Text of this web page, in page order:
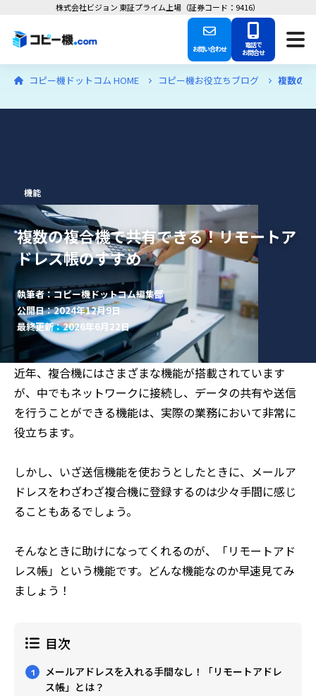
株式会社ビジョン 東証プライム上場（証券コード：9416）
お問い合わせ 電話で
お問合せ
コピー機ドットコム HOME コピー機お役立ちブログ 複数の
機能
複数の複合機で共有できる！リモートア
ドレス帳のすすめ
執筆者：コピー機ドットコム編集部
公開日：2024年12月9日
最終更新：2026年6月22日
近年、複合機にはさまざまな機能が搭載されています
が、中でもネットワークに接続し、データの共有や送信
を行うことができる機能は、実際の業務において非常に
役立ちます。
しかし、いざ送信機能を使おうとしたときに、メールア
ドレスをわざわざ複合機に登録するのは少々手間に感じ
ることもあるでしょう。
そんなときに助けになってくれるのが、「リモートアド
レス帳」という機能です。どんな機能なのか早速見てみ
ましょう！
目次
1
メールアドレスを入れる手間なし！「リモートアドレ
ス帳」とは？